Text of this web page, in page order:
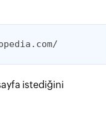
istediğini